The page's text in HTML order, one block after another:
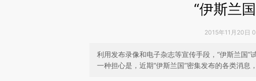
“伊斯兰
2015年11月20日
利用发布录像和电子杂志等宣传手段，“伊斯兰国”
一种担心是，近期“伊斯兰国”密集发布的各类消息